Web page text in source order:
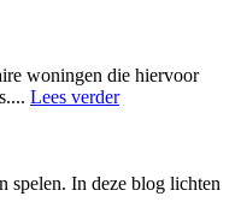
woningen die hiervoor
... Lees verder
spelen. In deze blog lichten